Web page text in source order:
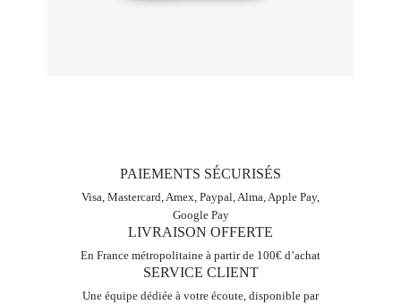
PAIEMENTS SÉCURISÉS
Visa, Mastercard, Amex, Paypal, Alma, Apple Pay,
Google Pay
LIVRAISON OFFERTE
En France métropolitaine à partir de 100€ d’achat
SERVICE CLIENT
Une équipe dédiée à votre écoute, disponible par